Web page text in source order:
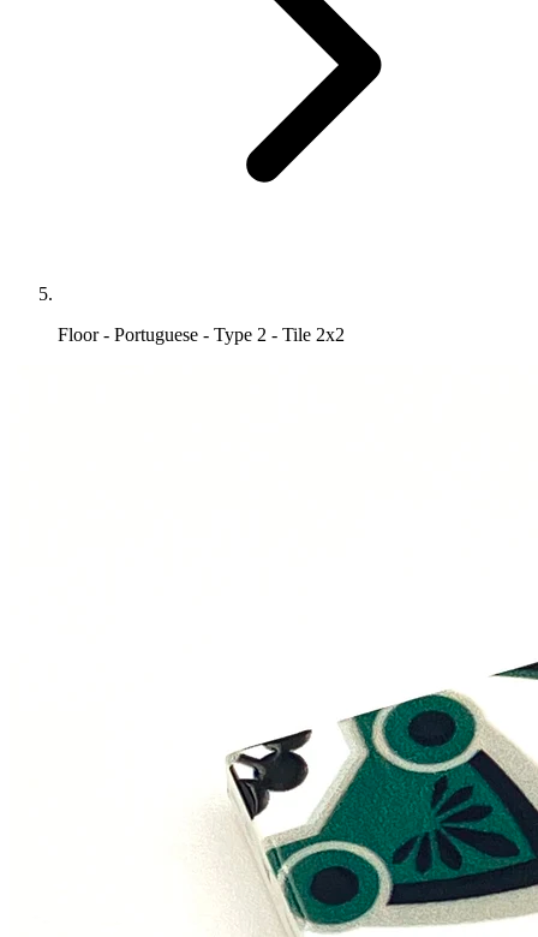
Floor - Portuguese - Type 2 - Tile 2x2